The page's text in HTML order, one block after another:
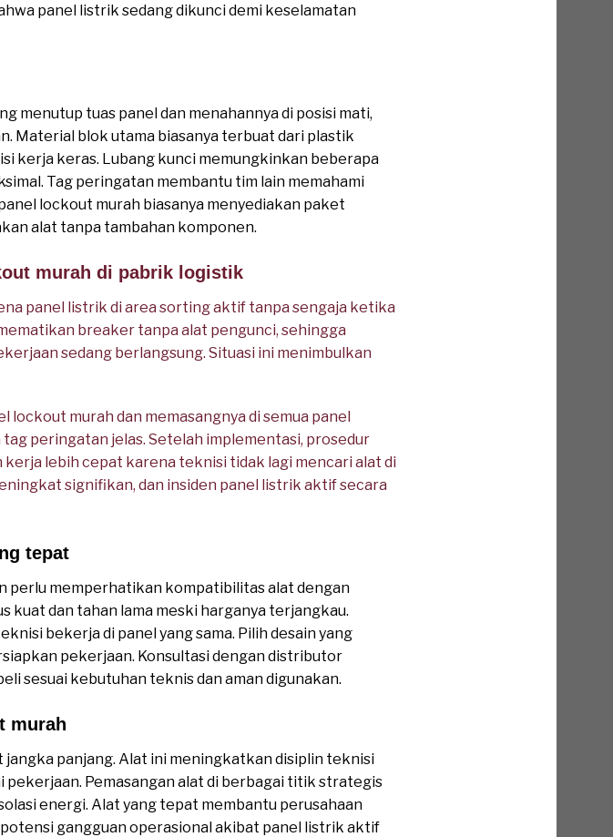
panel listrik sedang dikunci demi keselamatan
menutup tuas panel dan menahannya di posisi mati,
Material blok utama biasanya terbuat dari plastik
kerja keras. Lubang kunci memungkinkan beberapa
Tag peringatan membantu tim lain memahami
lockout murah biasanya menyediakan paket
alat tanpa tambahan komponen.
murah di pabrik logistik
panel listrik di area sorting aktif tanpa sengaja ketika
breaker tanpa alat pengunci, sehingga
sedang berlangsung. Situasi ini menimbulkan
murah dan memasangnya di semua panel
peringatan jelas. Setelah implementasi, prosedur
lebih cepat karena teknisi tidak lagi mencari alat di
signifikan, dan insiden panel listrik aktif secara
tepat
perlu memperhatikan kompatibilitas alat dengan
kuat dan tahan lama meski harganya terjangkau.
bekerja di panel yang sama. Pilih desain yang
pekerjaan. Konsultasi dengan distributor
sesuai kebutuhan teknis dan aman digunakan.
murah
panjang. Alat ini meningkatkan disiplin teknisi
Pemasangan alat di berbagai titik strategis
energi. Alat yang tepat membantu perusahaan
gangguan operasional akibat panel listrik aktif